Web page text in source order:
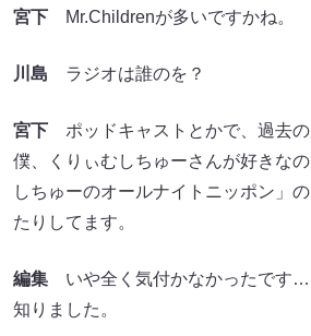
宮下 Mr.Childrenが多いですかね。
川島 ラジオは誰のを？
宮下 ポッドキャストとかで、過去の
僕、くりぃむしちゅーさんが好きな
しちゅーのオールナイトニッポン」
たりしてます。
編集 いや全く気付かなかったです
知りました。